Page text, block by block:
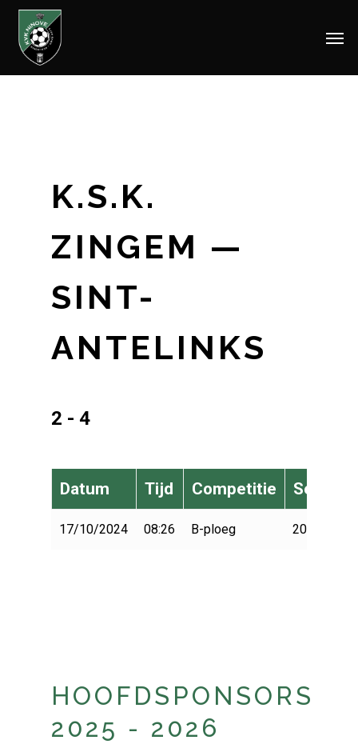
Skip
K.S.K.
ZINGEM —
SINT-
ANTELINKS
2 - 4
Datum Tijd Competitie Seizoen
17/10/2024 08:26 B-ploeg 2024-2025
HOOFDSPONSORS
2025 - 2026